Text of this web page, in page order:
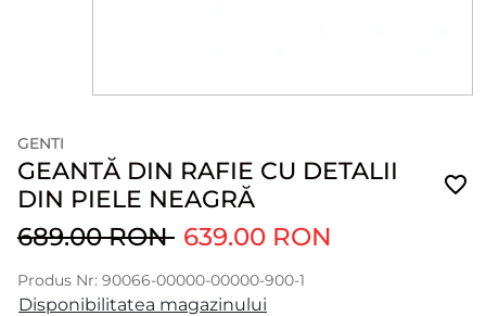
GENTI
GEANTĂ DIN RAFIE CU DETALII
DIN PIELE NEAGRĂ
689.00 RON 639.00 RON
Produs Nr: 90066-00000-00000-900-1
Disponibilitatea magazinului